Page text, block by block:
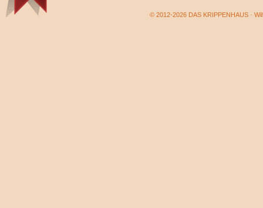
© 2012-2026 DAS KRIPPENHAUS ·